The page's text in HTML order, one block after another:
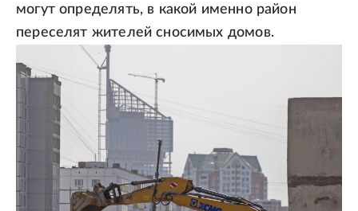
могут определять, в какой именно район
переселят жителей сносимых домов.